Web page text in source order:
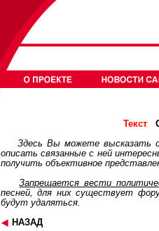
Текст
Здесь Вы можете высказать
описать связанные с ней
получить объективное
Запрещается вести
песней, для них существует
будут удаляться.
НАЗАД